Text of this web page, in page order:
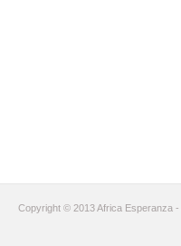
Copyright © 2013 Africa Esperanza -